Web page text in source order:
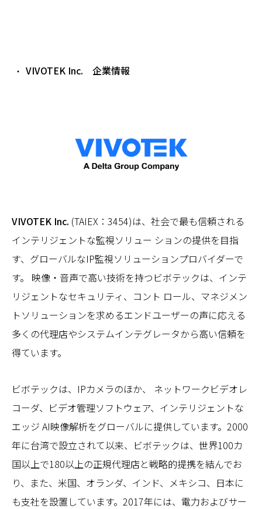
VIVOTEK Inc. 企業情報
VIVOTEK Inc. (TAIEX：3454)は、社会で最も信頼される
インテリジェントな監視ソリュー ションの提供を目指
す、グローバルなIP監視ソリューションプロバイダーで
す。 映像・音声で高い技術を持つビボテックは、インテ
リジェントなセキュリティ、コント ロール、マネジメン
トソリューションを求めるエンドユーザーの声に応える
多くの代理店やシステムインテグレータから高い信頼を
得ています。
ビボテックは、IPカメラのほか、 ネットワークビデオレ
コーダ、ビデオ管理ソフトウェア、インテリジェントな
エッジ AI映像解析をグローバルに提供しています。2000
年に台湾で設立されて以来、ビボテックは、世界100カ
国以上で180以上の正規代理店と戦略的提携を結んでお
り、また、米国、オランダ、インド、メキシコ、日本に
も支社を設置しています。2017年には、電力およびサー